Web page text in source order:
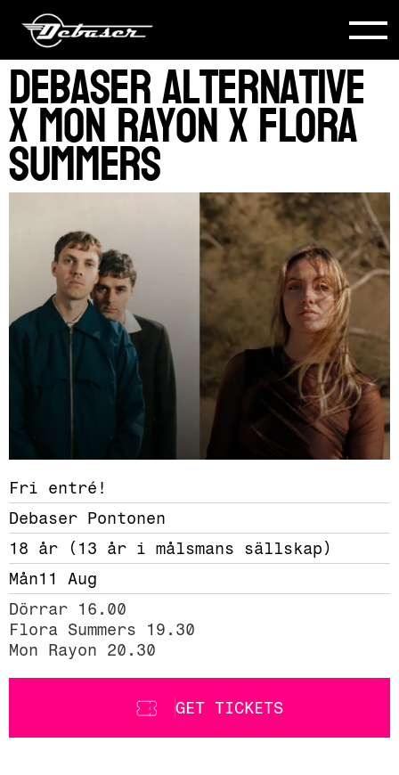
Debaser Alternative
x Mon Rayon x Flora
Summers
Fri entré!
Debaser Pontonen
18 år (13 år i målsmans sällskap)
Mån11 Aug
Dörrar 16.00
Flora Summers 19.30
Mon Rayon 20.30
GET TICKETS